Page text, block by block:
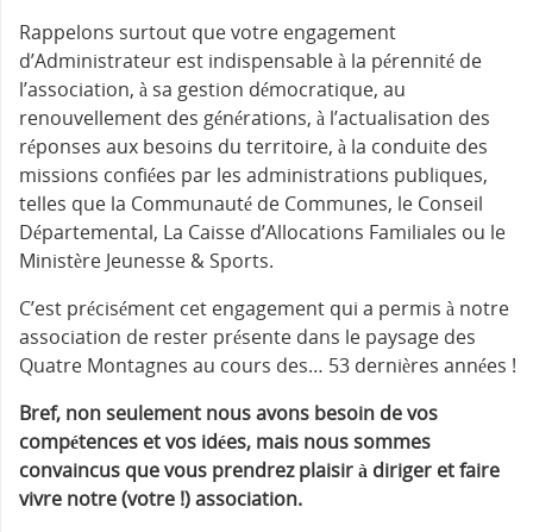
Rappelons surtout que votre engagement
d’Administrateur est indispensable à la pérennité de
l’association, à sa gestion démocratique, au
renouvellement des générations, à l’actualisation des
réponses aux besoins du territoire, à la conduite des
missions confiées par les administrations publiques,
telles que la Communauté de Communes, le Conseil
Départemental, La Caisse d’Allocations Familiales ou le
Ministère Jeunesse & Sports.
C’est précisément cet engagement qui a permis à notre
association de rester présente dans le paysage des
Quatre Montagnes au cours des… 53 dernières années !
Bref, non seulement nous avons besoin de vos
compétences et vos idées, mais nous sommes
convaincus que vous prendrez plaisir à diriger et faire
vivre notre (votre !) association.